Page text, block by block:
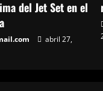
del Jet Set en el
abril 27,